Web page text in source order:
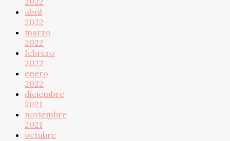
abril
2022
marzo
2022
febrero
2022
enero
2022
diciembre
2021
noviembre
2021
octubre